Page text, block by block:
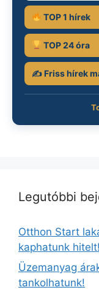
TOP 1 hírek
TOP 24 óra
✍️ Friss hírek
Legutóbbi
Otthon Start
kaphatunk hitelt!
Üzemanyag
tankolhatunk!